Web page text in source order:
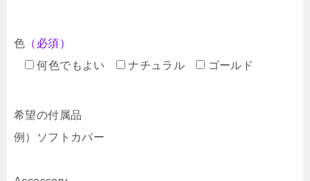
色 （必須）
何色でもよい
ナチュラル ゴールド
希望の付属品
例）ソフトカバー